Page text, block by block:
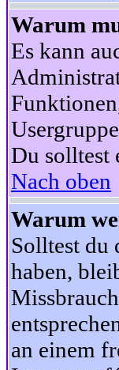
Warum
Es kann
Du solltest
Nach oben
Warum
Solltest du
haben,
an einem